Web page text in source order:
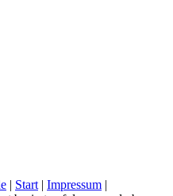
| Start | Impressum |